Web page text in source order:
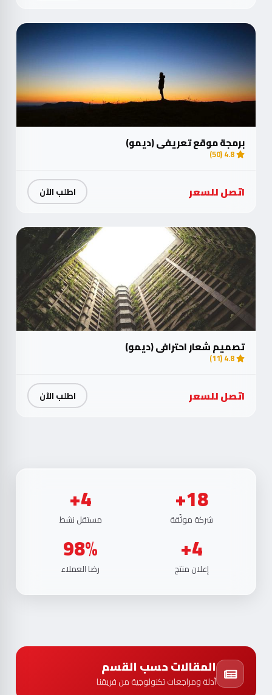
برمجة موقع تعريفي (ديمو)
4.8 (50)
اتصل للسعر اطلب الآن
تصميم شعار احترافي (ديمو)
4.8 (11)
اتصل للسعر اطلب الآن
18+
شركة موثّقة
4+
مستقل نشط
4+
إعلان منتج
98%
رضا العملاء
المقالات حسب القسم
أدلة ومراجعات تكنولوجية من فريقنا